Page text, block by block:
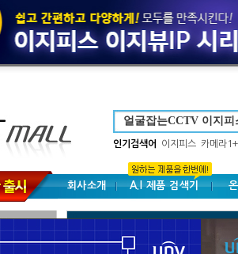
인기검색어 이지피스 카메라
회사소개 A.I 제품 검색기